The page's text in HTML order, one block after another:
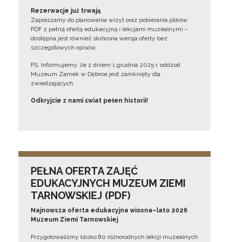
Rezerwacje już trwają
Zapraszamy do planowania wizyt oraz pobierania plików
PDF z pełną ofertą edukacyjną i lekcjami muzealnymi –
dostępna jest również skrócona wersja oferty bez
szczegółowych opisów.
PS. Informujemy, że z dniem 1 grudnia 2025 r. oddział
Muzeum Zamek w Dębnie jest zamknięty dla
zwiedzających.
Odkryjcie z nami świat pełen historii!
PEŁNA OFERTA ZAJĘĆ
EDUKACYJNYCH MUZEUM ZIEMI
TARNOWSKIEJ (PDF)
Najnowsza oferta edukacyjna wiosna–lato 2026
Muzeum Ziemi Tarnowskiej
Przygotowaliśmy blisko 80 różnorodnych lekcji muzealnych